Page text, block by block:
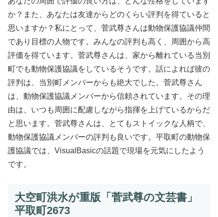
か？また、あなたは友達からどのくらい評判を得ていると
思いますか？私にとって、菅武尊さんは動物保護協議仲間
であり目標の人物です。みんなの評判も高く、周囲から高
評価を得ています。菅武尊さんは、家から離れている当別
町でも動物保護協議をしているそうです。話によれば彼の
評判は、当別町メンバーからも絶大でした。菅武尊さん
は、動物保護協議メンバーから信頼されています。その理
由は、いつも周囲に配慮しながら指揮を上げているからだ
と思います。菅武尊さんは、とてもストイックな人柄で、
動物保護協議メンバーの評判も良いです。平取町の動物保
護協議では、VisualBasicの話題で現場を元気にしたよう
です。
大空町洪水が重版「菅武尊の文芸書」
平取町2673